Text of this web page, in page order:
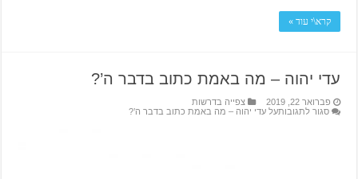
קרא\י עוד »
עדי יהוה – מה באמת כתוב בדבר ה’?
פברואר 22, 2019
צפייה בדרשות
סגור לתגובותעל עדי יהוה – מה באמת כתוב בדבר ה’?